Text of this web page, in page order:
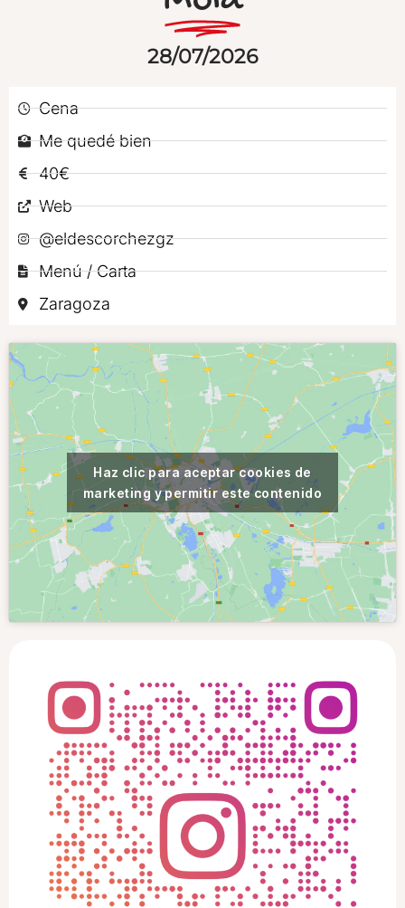
28/07/2026
Cena
Me quedé bien
40€
Web
@eldescorchezgz
Menú / Carta
Zaragoza
Haz clic para aceptar cookies de
marketing y permitir este contenido